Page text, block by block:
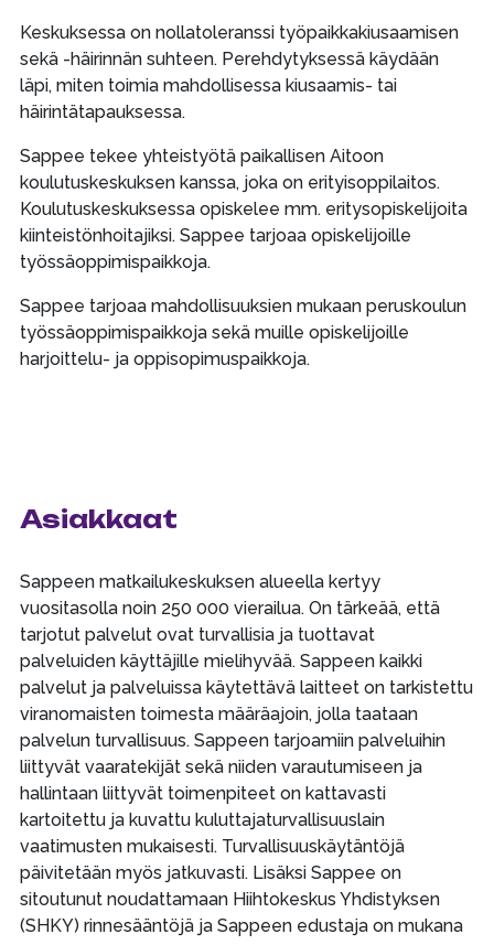
Keskuksessa on nollatoleranssi työpaikkakiusaamisen
sekä -häirinnän suhteen. Perehdytyksessä käydään
läpi, miten toimia mahdollisessa kiusaamis- tai
häirintätapauksessa.
Sappee tekee yhteistyötä paikallisen Aitoon
koulutuskeskuksen kanssa, joka on erityisoppilaitos.
Koulutuskeskuksessa opiskelee mm. eritysopiskelijoita
kiinteistönhoitajiksi. Sappee tarjoaa opiskelijoille
työssäoppimispaikkoja.
Sappee tarjoaa mahdollisuuksien mukaan peruskoulun
työssäoppimispaikkoja sekä muille opiskelijoille
harjoittelu- ja oppisopimuspaikkoja.
Asiakkaat
Sappeen matkailukeskuksen alueella kertyy
vuositasolla noin 250 000 vierailua. On tärkeää, että
tarjotut palvelut ovat turvallisia ja tuottavat
palveluiden käyttäjille mielihyvää. Sappeen kaikki
palvelut ja palveluissa käytettävä laitteet on tarkistettu
viranomaisten toimesta määräajoin, jolla taataan
palvelun turvallisuus. Sappeen tarjoamiin palveluihin
liittyvät vaaratekijät sekä niiden varautumiseen ja
hallintaan liittyvät toimenpiteet on kattavasti
kartoitettu ja kuvattu kuluttajaturvallisuuslain
vaatimusten mukaisesti. Turvallisuuskäytäntöjä
päivitetään myös jatkuvasti. Lisäksi Sappee on
sitoutunut noudattamaan Hiihtokeskus Yhdistyksen
(SHKY) rinnesääntöjä ja Sappeen edustaja on mukana